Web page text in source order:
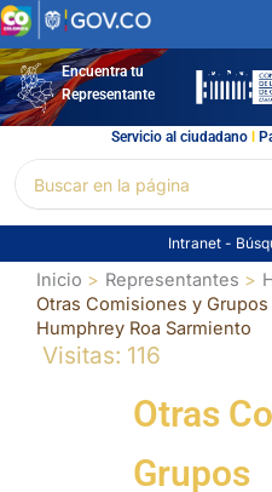
Ir
al
contenidoEncuentra tu
Representante
Servicio al ciudadano l
por:
Intranet -
Inicio Representantes
Otras Comisiones y
Humphrey Roa Sarmiento
Visitas: 116
Otras
Grupos